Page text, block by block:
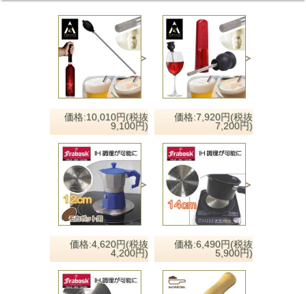
価格:10,010円(税抜
9,100円)
価格:7,920円(税抜
7,200円)
価格:4,620円(税抜
4,200円)
価格:6,490円(税抜
5,900円)